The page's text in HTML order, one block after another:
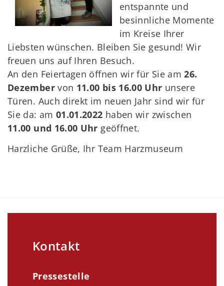
entspannte und
besinnliche Momente
im Kreise Ihrer
Liebsten wünschen. Bleiben Sie gesund! Wir
freuen uns auf Ihren Besuch.
An den Feiertagen öffnen wir für Sie am26.
Dezembervon 11.00 bis 16.00 Uhr unsere
Türen. Auch direkt im neuen Jahr sind wir für
Sie da: am 01.01.2022 haben wir zwischen
11.00 und 16.00 Uhr geöffnet.
Harzliche Grüße, Ihr Team Harzmuseum
Kontakt
Pressestelle